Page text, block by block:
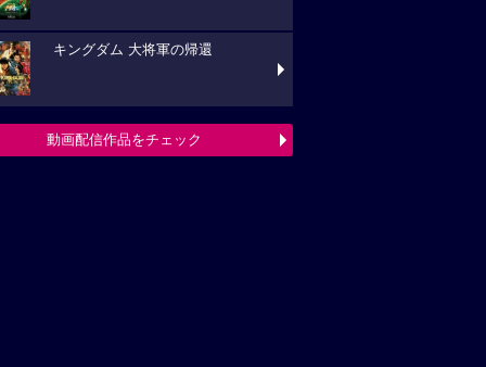
キングダム 大将軍の帰還
動画配信作品をチェック